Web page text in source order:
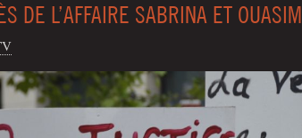
DE L’AFFAIRE SABRINA ET OUASIM